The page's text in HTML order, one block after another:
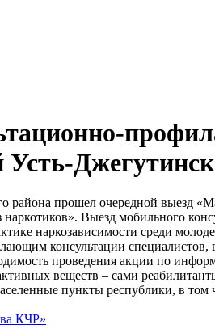
района прошел очередной выезд
Выезд мобильного
наркозависимости среди
консультации
проведения акции по
веществ – сами
пункты республики, в том
КЧР»